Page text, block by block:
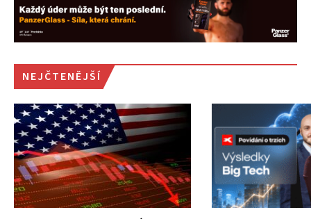
NEJČTENĚJŠÍ